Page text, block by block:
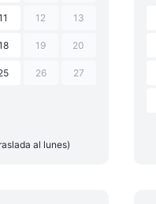
12 13
19 20
26 27
al lunes)